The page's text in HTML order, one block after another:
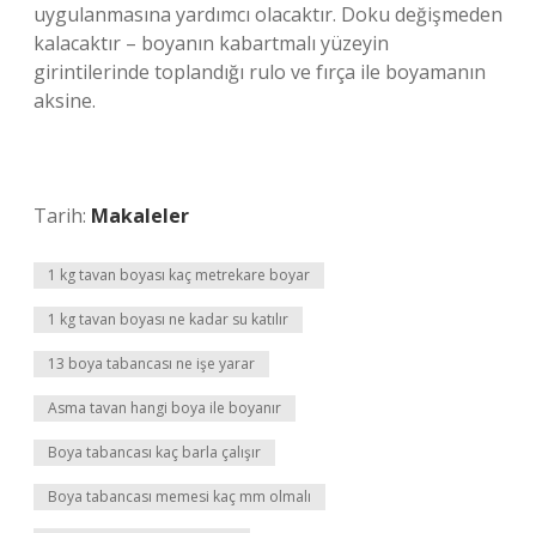
uygulanmasına yardımcı olacaktır. Doku değişmeden
kalacaktır – boyanın kabartmalı yüzeyin
girintilerinde toplandığı rulo ve fırça ile boyamanın
aksine.
Tarih: Makaleler
1 kg tavan boyası kaç metrekare boyar
1 kg tavan boyası ne kadar su katılır
13 boya tabancası ne işe yarar
Asma tavan hangi boya ile boyanır
Boya tabancası kaç barla çalışır
Boya tabancası memesi kaç mm olmalı